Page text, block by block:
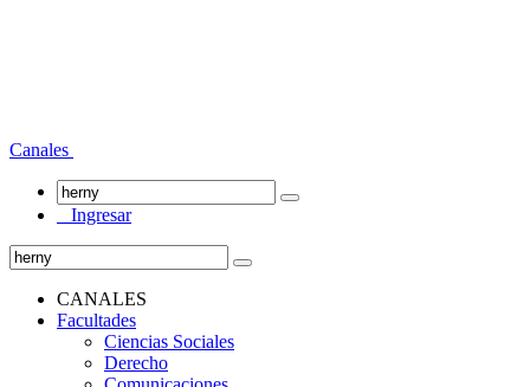
Canales
Ingresar
CANALES
Facultades
Ciencias Sociales
Derecho